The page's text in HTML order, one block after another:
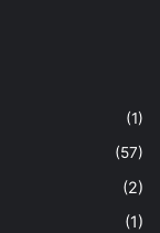
(1)
(57)
(2)
(1)